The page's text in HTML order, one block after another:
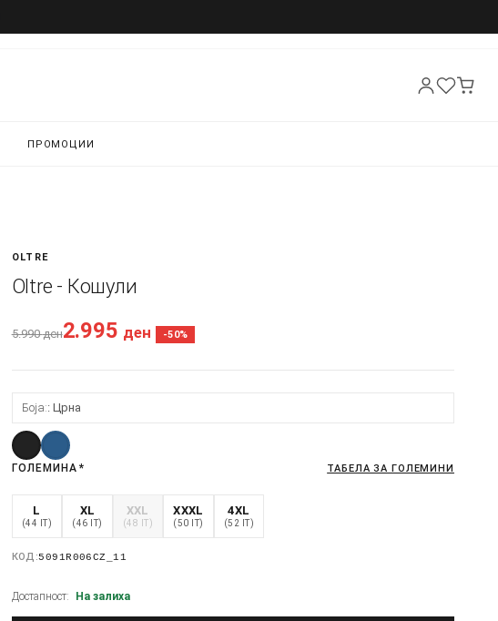
ПРОМОЦИИ
OLTRE
Oltre - Кошули
5.990ден2.995 ден -50%
Боја: Црна
ГОЛЕМИНА * ТАБЕЛА ЗА ГОЛЕМИНИ
L
(44 IT)
XL
(46 IT)
XXL
(48 IT)
XXXL
(50 IT)
4XL
(52 IT)
КОД:5091R006CZ_11
Достапност: На залиха